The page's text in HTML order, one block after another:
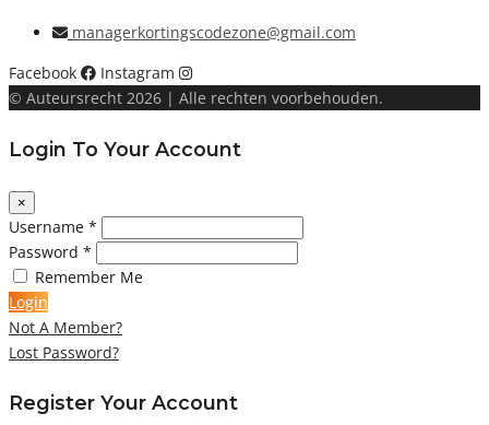
managerkortingscodezone@gmail.com
Facebook
Instagram
© Auteursrecht 2026 | Alle rechten voorbehouden.
Login To Your Account
×
Username *
Password *
Remember Me
Login
Not A Member?
Lost Password?
Register Your Account